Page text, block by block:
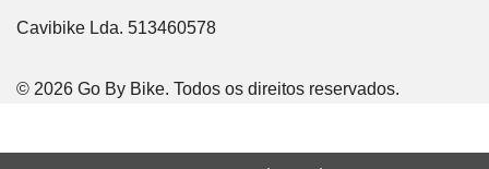
Cavibike Lda. 513460578
© 2026 Go By Bike. Todos os direitos reservados.